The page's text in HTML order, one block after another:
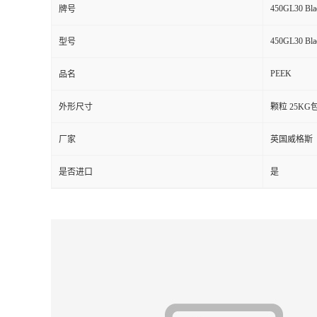
牌号 450GL30
型号 450GL30
品名 PEEK
外形尺寸 颗粒 25KG
厂家 英国威格斯
是否进口 是